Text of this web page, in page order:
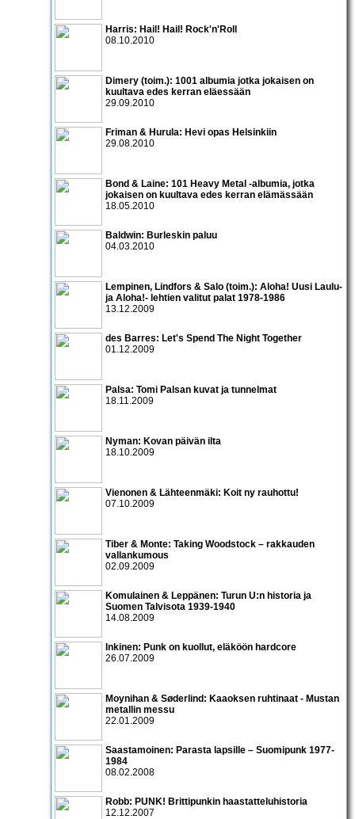
Harris: Hail! Hail! Rock'n'Roll
08.10.2010
Dimery (toim.): 1001 albumia jotka jokaisen on
kuultava edes kerran eläessään
29.09.2010
Friman & Hurula: Hevi opas Helsinkiin
29.08.2010
Bond & Laine: 101 Heavy Metal -albumia, jotka
jokaisen on kuultava edes kerran elämässään
18.05.2010
Baldwin: Burleskin paluu
04.03.2010
Lempinen, Lindfors & Salo (toim.): Aloha! Uusi Laulu-
ja Aloha!- lehtien valitut palat 1978-1986
13.12.2009
des Barres: Let's Spend The Night Together
01.12.2009
Palsa: Tomi Palsan kuvat ja tunnelmat
18.11.2009
Nyman: Kovan päivän ilta
18.10.2009
Vienonen & Lähteenmäki: Koit ny rauhottu!
07.10.2009
Tiber & Monte: Taking Woodstock – rakkauden
vallankumous
02.09.2009
Komulainen & Leppänen: Turun U:n historia ja
Suomen Talvisota 1939-1940
14.08.2009
Inkinen: Punk on kuollut, eläköön hardcore
26.07.2009
Moynihan & Søderlind: Kaaoksen ruhtinaat - Mustan
metallin messu
22.01.2009
Saastamoinen: Parasta lapsille – Suomipunk 1977-
1984
08.02.2008
Robb: PUNK! Brittipunkin haastatteluhistoria
12.12.2007